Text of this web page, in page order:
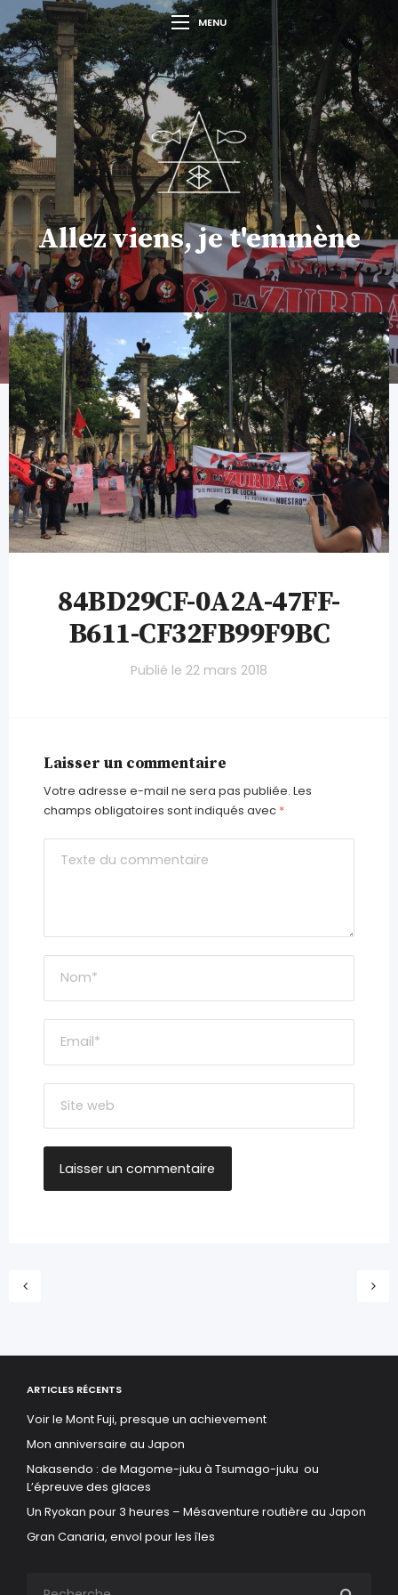
MENU
Allez viens, je t'emmène
84BD29CF-0A2A-47FF-
B611-CF32FB99F9BC
Publié le 22 mars 2018
Laisser un commentaire
Votre adresse e-mail ne sera pas publiée. Les
champs obligatoires sont indiqués avec *
ARTICLES RÉCENTS
Voir le Mont Fuji, presque un achievement
Mon anniversaire au Japon
Nakasendo : de Magome-juku à Tsumago-juku ou
L’épreuve des glaces
Un Ryokan pour 3 heures – Mésaventure routière au Japon
Gran Canaria, envol pour les îles